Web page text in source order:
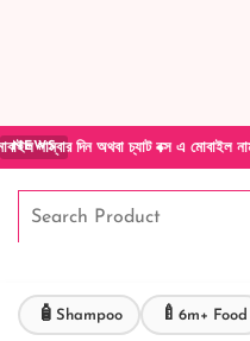
NEWSচ্যাট বক্স এ মোবাইল নাম্বার
🧴 Shampoo 🍼 6m+ Food